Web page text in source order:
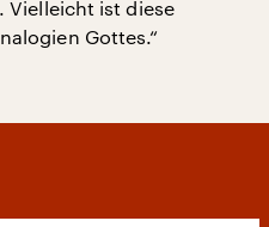
Vielleicht ist diese
Gottes.“